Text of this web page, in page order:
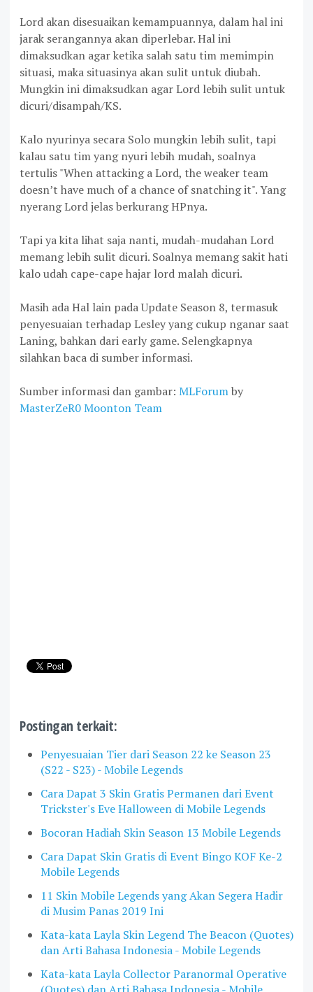
Lord akan disesuaikan kemampuannya, dalam hal ini
jarak serangannya akan diperlebar. Hal ini
dimaksudkan agar ketika salah satu tim memimpin
situasi, maka situasinya akan sulit untuk diubah.
Mungkin ini dimaksudkan agar Lord lebih sulit untuk
dicuri/disampah/KS.
Kalo nyurinya secara Solo mungkin lebih sulit, tapi
kalau satu tim yang nyuri lebih mudah, soalnya
tertulis "When attacking a Lord, the weaker team
doesn’t have much of a chance of snatching it". Yang
nyerang Lord jelas berkurang HPnya.
Tapi ya kita lihat saja nanti, mudah-mudahan Lord
memang lebih sulit dicuri. Soalnya memang sakit hati
kalo udah cape-cape hajar lord malah dicuri.
Masih ada Hal lain pada Update Season 8, termasuk
penyesuaian terhadap Lesley yang cukup nganar saat
Laning, bahkan dari early game. Selengkapnya
silahkan baca di sumber informasi.
Sumber informasi dan gambar: MLForumby
MasterZeR0 Moonton Team
Postingan terkait:
Penyesuaian Tier dari Season 22 ke Season 23
(S22 - S23) - Mobile Legends
Cara Dapat 3 Skin Gratis Permanen dari Event
Trickster's Eve Halloween di Mobile Legends
Bocoran Hadiah Skin Season 13 Mobile Legends
Cara Dapat Skin Gratis di Event Bingo KOF Ke-2
Mobile Legends
11 Skin Mobile Legends yang Akan Segera Hadir
di Musim Panas 2019 Ini
Kata-kata Layla Skin Legend The Beacon (Quotes)
dan Arti Bahasa Indonesia - Mobile Legends
Kata-kata Layla Collector Paranormal Operative